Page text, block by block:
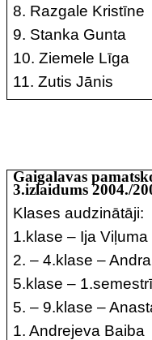
8. Razgale Kristīne
9. Stanka Gunta
10. Ziemele Līga
11. Zutis Jānis
Gaigalavas
3.izlaidums 2004./
Klases audzinātāji:
1.klase – Ija Viļuma
2. – 4.klase –
5.klase –
5. – 9.klase –
1. Andrejeva Baiba